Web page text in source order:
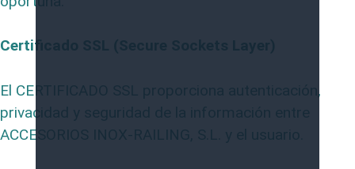
Certificado SSL (Secure Sockets Layer)
El CERTIFICADO SSL proporciona autenticación,
privacidad y seguridad de la información entre
ACCESORIOS INOX-RAILING, S.L. y el usuario.